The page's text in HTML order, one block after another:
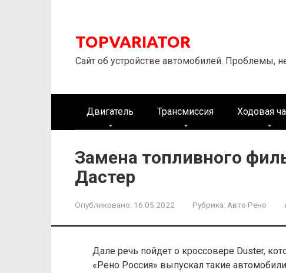
TOPVARIATOR
Сайт об устройстве автомобилей. Проблемы,
Двигатель Трансмиссия Ходовая
Замена топливного
Дастер
Опубликовано: 16.05.2022 Рубрика: Авто Рено
Дале речь пойдет о кроссовере Duster,
«Рено Россия» выпускал такие